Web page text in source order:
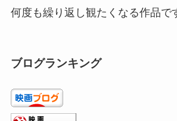
何度も繰り返し観たくなる作品で
ブログランキング